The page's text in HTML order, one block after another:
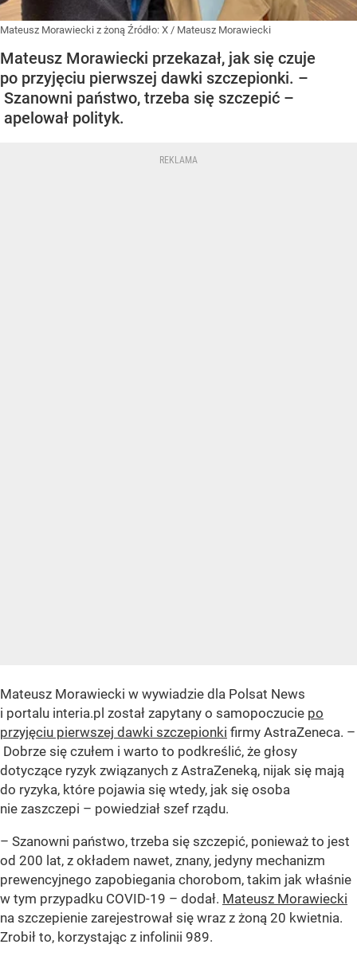
Mateusz Morawiecki z żoną Źródło: X / Mateusz Morawiecki
Mateusz Morawiecki przekazał, jak się czuje
po przyjęciu pierwszej dawki szczepionki. –
Szanowni państwo, trzeba się szczepić –
apelował polityk.
Mateusz Morawiecki w wywiadzie dla Polsat News
i portalu interia.pl został zapytany o samopoczucie po
przyjęciu pierwszej dawki szczepionki firmy AstraZeneca. –
Dobrze się czułem i warto to podkreślić, że głosy
dotyczące ryzyk związanych z AstraZeneką, nijak się mają
do ryzyka, które pojawia się wtedy, jak się osoba
nie zaszczepi – powiedział szef rządu.
– Szanowni państwo, trzeba się szczepić, ponieważ to jest
od 200 lat, z okładem nawet, znany, jedyny mechanizm
prewencyjnego zapobiegania chorobom, takim jak właśnie
w tym przypadku COVID-19 – dodał. Mateusz Morawiecki
na szczepienie zarejestrował się wraz z żoną 20 kwietnia.
Zrobił to, korzystając z infolinii 989.